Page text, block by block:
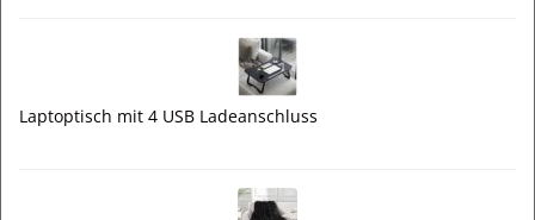
Laptoptisch mit 4 USB Ladeanschluss